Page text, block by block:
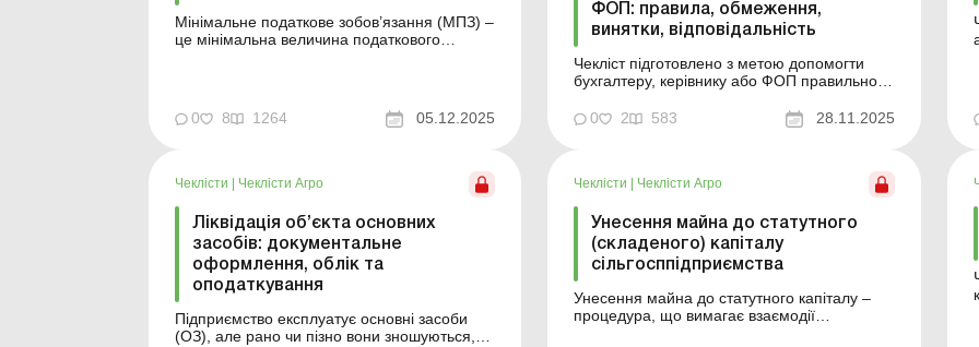
Мінімальне податкове зобов’язання (МПЗ) –
це мінімальна величина податкового
пов’язаних із виробництвом та реалізацією
власної сільгосппродукції та/або з
0 8 1264 05.12.2025
ФОП: правила, обмеження,
винятки, відповідальність
Чекліст підготовлено з метою допомогти
бухгалтеру, керівнику або ФОП правильно
штрафів та організувати касову дисципліну
відповідно до Положення НБУ № 148. ...
0 2 583 28.11.2025
Чеклісти | Чеклісти Агро
Ліквідація об’єкта основних
засобів: документальне
оформлення, облік та
оподаткування
Підприємство експлуатує основні засоби
(ОЗ), але рано чи пізно вони зношуються,
Чеклісти | Чеклісти Агро
Унесення майна до статутного
(складеного) капіталу
сільгосппідприємства
Унесення майна до статутного капіталу –
процедура, що вимагає взаємодії